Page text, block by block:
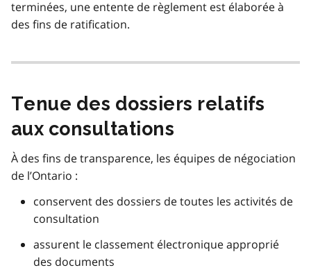
terminées, une entente de règlement est élaborée à
des fins de ratification.
Tenue des dossiers relatifs
aux consultations
À des fins de transparence, les équipes de négociation
de l’Ontario :
conservent des dossiers de toutes les activités de
consultation
assurent le classement électronique approprié
des documents